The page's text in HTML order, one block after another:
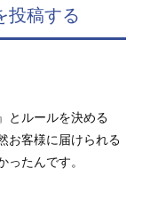
投稿する
とルールを決める
お客様に届けられる
たんです。